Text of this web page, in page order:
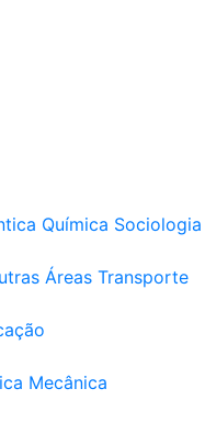
Química Sociologia
Áreas Transporte
Mecânica